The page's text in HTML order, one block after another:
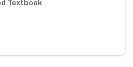
Textbook